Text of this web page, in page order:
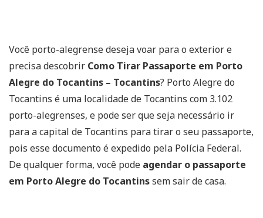
Você porto-alegrense deseja voar para o exterior e
precisa descobrir Como Tirar Passaporte em Porto
Alegre do Tocantins – Tocantins? Porto Alegre do
Tocantins é uma localidade de Tocantins com 3.102
porto-alegrenses, e pode ser que seja necessário ir
para a capital de Tocantins para tirar o seu passaporte,
pois esse documento é expedido pela Polícia Federal.
De qualquer forma, você pode agendar o passaporte
em Porto Alegre do Tocantinssem sair de casa.